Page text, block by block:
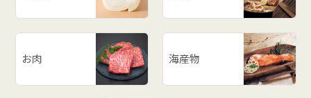
お肉 海産物